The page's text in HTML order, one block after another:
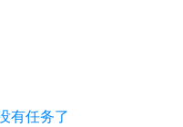
有任务了